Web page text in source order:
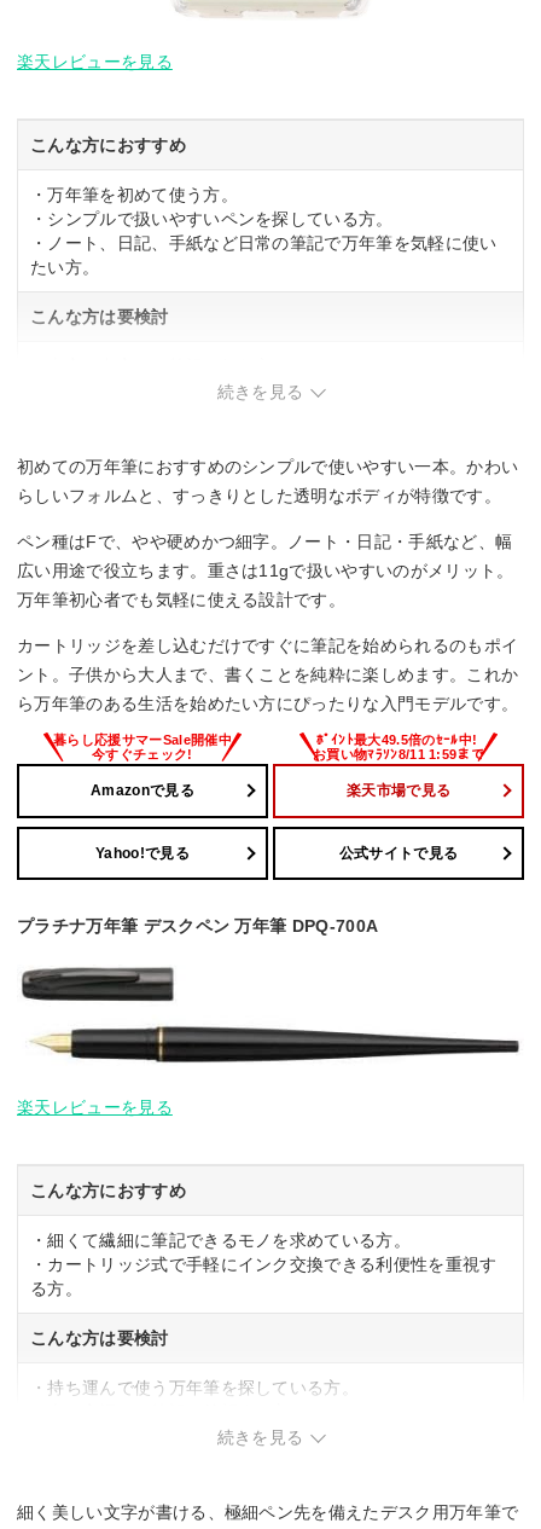
楽天レビューを見る
こんな方におすすめ
・万年筆を初めて使う方。
・シンプルで扱いやすいペンを探している方。
・ノート、日記、手紙など日常の筆記で万年筆を気軽に使い
たい方。
こんな方は要検討
・本格的な万年筆を求める方。
続きを見る
初めての万年筆におすすめのシンプルで使いやすい一本。かわい
らしいフォルムと、すっきりとした透明なボディが特徴です。
ペン種はFで、やや硬めかつ細字。ノート・日記・手紙など、幅
広い用途で役立ちます。重さは11gで扱いやすいのがメリット。
万年筆初心者でも気軽に使える設計です。
カートリッジを差し込むだけですぐに筆記を始められるのもポイ
ント。子供から大人まで、書くことを純粋に楽しめます。これか
ら万年筆のある生活を始めたい方にぴったりな入門モデルです。
Amazonで見る 楽天市場で見る
Yahoo!で見る 公式サイトで見る
プラチナ万年筆 デスクペン 万年筆 DPQ-700A
楽天レビューを見る
こんな方におすすめ
・細くて繊細に筆記できるモノを求めている方。
・カートリッジ式で手軽にインク交換できる利便性を重視す
る方。
こんな方は要検討
・持ち運んで使う万年筆を探している方。
続きを見る
細く美しい文字が書ける、極細ペン先を備えたデスク用万年筆で